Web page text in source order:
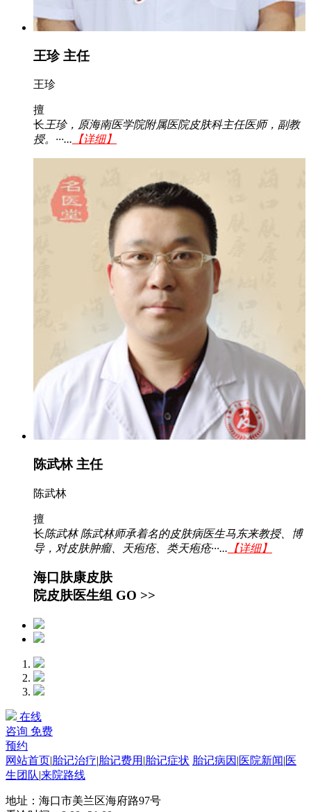
王珍 主任
王珍
擅
长王珍，原海南医学院附属医院皮肤科主任医师，副教
授。···... 【详细】
陈武林 主任
陈武林
擅
长陈武林 陈武林师承着名的皮肤病医生马东来教授、博
导，对皮肤肿瘤、天疱疮、类天疱疮···... 【详细】
海口肤康皮肤
院皮肤医生组 GO >>
在线
咨询 免费
预约
网站首页|胎记治疗|胎记费用 |胎记症状 胎记病因 |医院新闻|医
生团队|来院路线
地址：海口市美兰区海府路97号